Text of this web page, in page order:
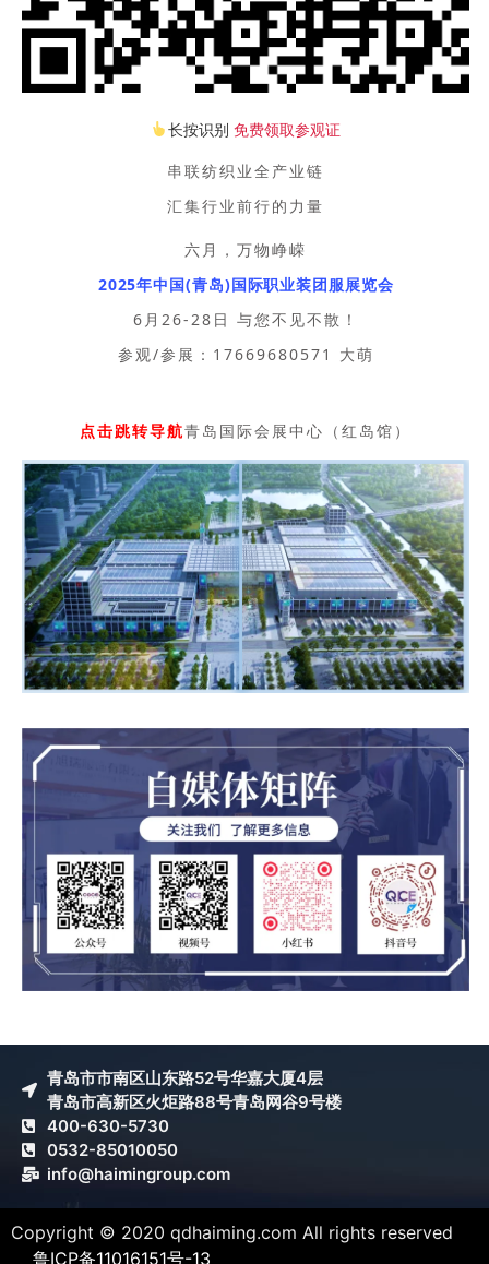
长按识别免费领取参观证
串联纺织业全产业链
汇集行业前行的力量
六月，万物峥嵘
2025年中国(青岛)国际职业装团服展览会
6月26-28日 与您不见不散！
参观/参展： 17669680571 大萌
点击跳转导航青岛国际会展中心（红岛馆）
青岛市市南区山东路52号华嘉大厦4层
青岛市高新区火炬路88号青岛网谷9号楼
400-630-5730
0532-85010050
info@haimingroup.com
Copyright © 2020 qdhaiming.com All rights reserved
鲁ICP备11016151号-13